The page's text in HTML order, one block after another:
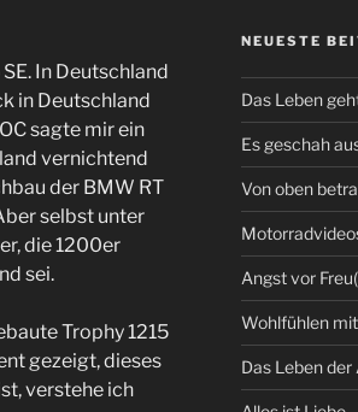
In Deutschland
in Deutschland
sagte mir ein
vernichtend
der BMW RT
selbst unter
die 1200er
sei.
Trophy 1215
gezeigt, dieses
verstehe ich
NEUESTE
Das Leben
Es geschah
Von oben
Angst vor
Wohlfühlen
Das Leben